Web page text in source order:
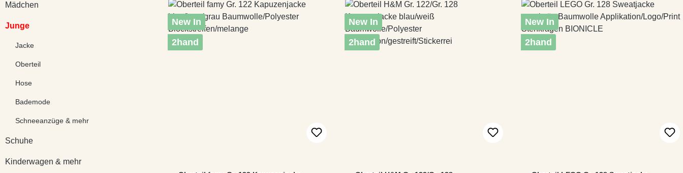
Mädchen
Junge
Jacke
Oberteil
Hose
Bademode
Schneeanzüge & mehr
Schuhe
Kinderwagen & mehr
New In
2hand
New In
2hand
New In
2hand